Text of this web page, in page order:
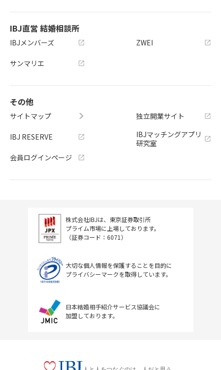
IBJ直営 結婚相談所
IBJメンバーズ
サンマリエ
ZWEI
その他
サイトマップ
IBJ RESERVE
会員ログインページ
独立開業サイト
IBJマッチングアプリ
研究室
株式会社IBJは、東京証券取引所
プライム市場に上場しております。
（証券コード：6071）
大切な個人情報を保護することを目的に
プライバシーマークを取得しています。
日本結婚相手紹介サービス協議会に
加盟しております。